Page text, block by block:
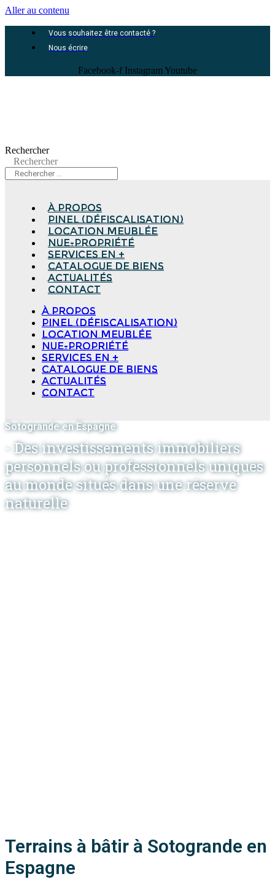
Aller au contenu
Vous souhaitez être contacté ?
Nous écrire
Facebook-f Instagram Youtube
Rechercher
Rechercher
à propos
Pinel (Défiscalisation)
Location meublée
Nue-propriété
Services en +
Catalogue de biens
Actualités
Contact
à propos
Pinel (Défiscalisation)
Location meublée
Nue-propriété
Services en +
Catalogue de biens
Actualités
Contact
Sotogrande en Espagne
- Des investissements immobiliers
personnels ou professionnels uniques
au monde situés dans une réserve
naturelle
Terrains à bâtir à Sotogrande en
Espagne